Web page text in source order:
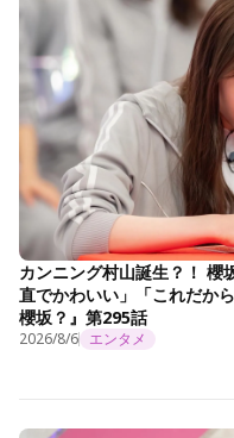
カンニング村山誕生？！ 櫻
直でかわいい」「これだか
櫻坂？』第295話
2026/8/6 エンタメ